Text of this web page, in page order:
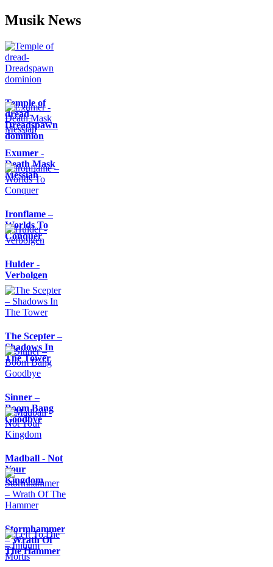
Musik News
Temple of
dread-
Dreadspawn
dominion
Exumer -
Death Mask
Messiah
Ironflame –
Worlds To
Conquer
Hulder -
Verbolgen
The Scepter –
Shadows In
The Tower
Sinner –
Boom Bang
Goodbye
Madball - Not
Your
Kingdom
Stormhammer
– Wrath Of
The Hammer